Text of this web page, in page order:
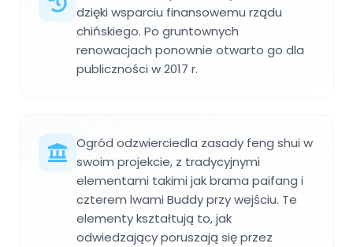
dzięki wsparciu finansowemu rządu
chińskiego. Po gruntownych
renowacjach ponownie otwarto go dla
publiczności w 2017 r.
Ogród odzwierciedla zasady feng shui w
swoim projekcie, z tradycyjnymi
elementami takimi jak brama paifang i
czterem lwami Buddy przy wejściu. Te
elementy kształtują to, jak
odwiedzający poruszają się przez